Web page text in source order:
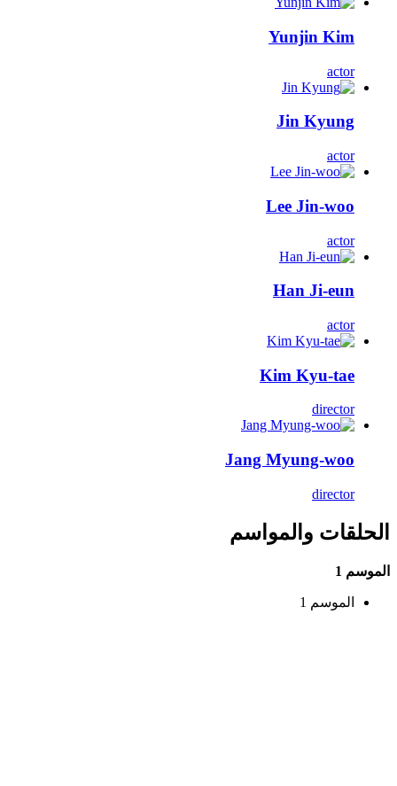
Yunjin Kim
actor
Jin Kyung
actor
Lee Jin-woo
actor
Han Ji-eun
actor
Kim Kyu-tae
director
Jang Myung-woo
director
الحلقات والمواسم
الموسم 1
الموسم 1